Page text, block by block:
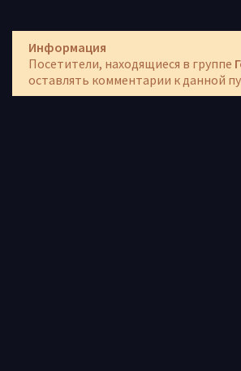
Информация
Посетители, находящиеся в группе
оставлять комментарии к данной